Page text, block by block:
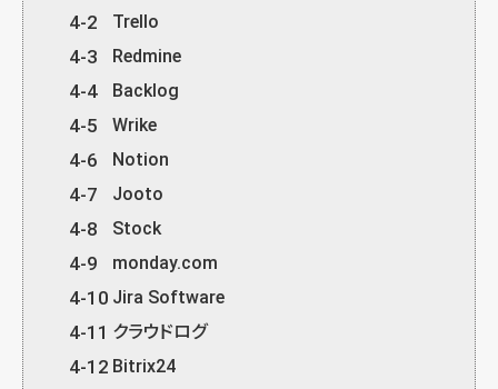
4-2 Trello
4-3 Redmine
4-4 Backlog
4-5 Wrike
4-6 Notion
4-7 Jooto
4-8 Stock
4-9 monday.com
4-10 Jira Software
4-11 クラウドログ
4-12 Bitrix24